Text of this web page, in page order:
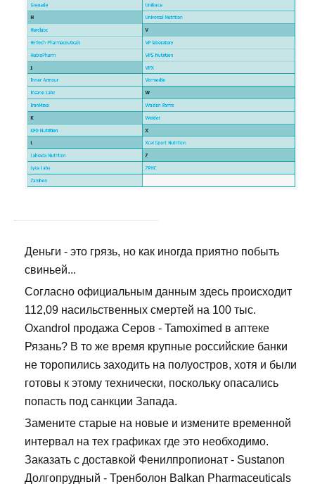
Деньги - это грязь, но как иногда приятно побыть
свиньей...
Согласно официальным данным здесь происходит
112,09 насильственных смертей на 100 тыс.
Oxandrol продажа Серов - Tamoximed в аптеке
Рязань? В то же время крупные российские банки
не торопились заходить на полуостров, хотя и были
готовы к этому технически, поскольку опасались
попасть под санкции Запада.
Замените старые на новые и измените временной
интервал на тех графиках где это необходимо.
Заказать с доставкой Фенилпропионат - Sustanon
Долгопрудный - Тренболон Balkan Pharmaceuticals